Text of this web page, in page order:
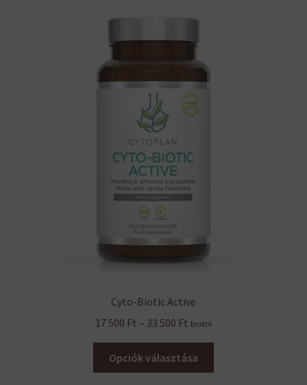
Cyto-Biotic Active
17 500 Ft – 33 500 Ft Ártartomány:
500 Ft
-
bruttó
Opciók választása